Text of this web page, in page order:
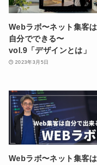
Webラボ〜ネット集客は
自分でできる〜
vol.9「デザインとは」
2023年3月5日
Webラボ〜ネット集客は